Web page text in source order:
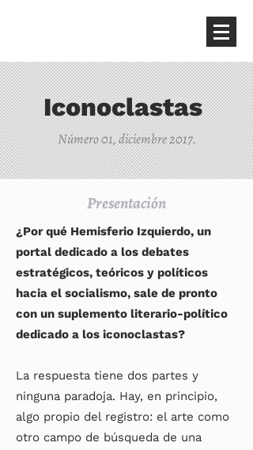
Iconoclastas
Número 01, diciembre 2017.
Presentación
¿Por qué Hemisferio Izquierdo, un
portal dedicado a los debates
estratégicos, teóricos y políticos
hacia el socialismo, sale de pronto
con un suplemento literario-político
dedicado a los iconoclastas?
La respuesta tiene dos partes y
ninguna paradoja. Hay, en principio,
algo propio del registro: el arte como
otro campo de búsqueda de una